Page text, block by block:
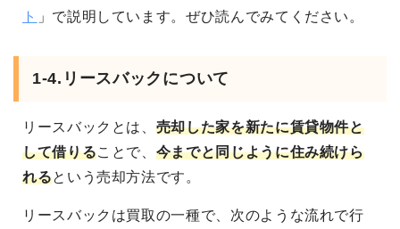
ト 」で説明しています。ぜひ読んでみてください。
1-4.リースバックについて
リースバック とは、 売却した家を新たに賃貸物件と
して借りることで、 今までと同じように住み続けら
れるという売却方法です。
リースバックは買取の一種で、次のような流れで行